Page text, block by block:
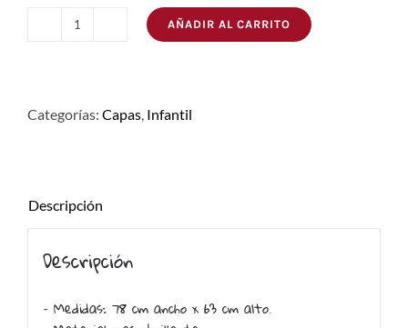
AÑADIR AL CARRITO
Categorías: Capas, Infantil
Descripción
Descripción
– Medidas: 78 cm ancho x 63 cm alto.